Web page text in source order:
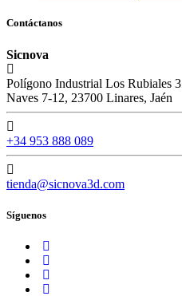
Contáctanos
Sicnova
Polígono Industrial Los Rubiales 3
Naves 7-12, 23700 Linares, Jaén
+34 953 888 089
tienda@sicnova3d.com
Síguenos